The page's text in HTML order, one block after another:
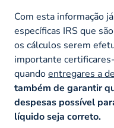
Com esta informação
específicas IRS que
os cálculos serem
importante
quandoentregares a
também de garantir
despesas possível
líquido seja correto.